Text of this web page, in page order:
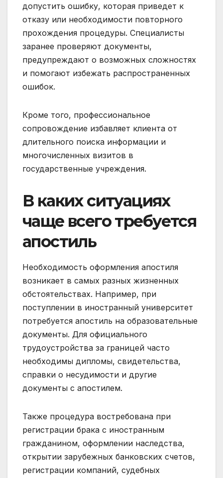
допустить ошибку, которая приведет к
отказу или необходимости повторного
прохождения процедуры. Специалисты
заранее проверяют документы,
предупреждают о возможных сложностях
и помогают избежать распространенных
ошибок.
Кроме того, профессиональное
сопровождение избавляет клиента от
длительного поиска информации и
многочисленных визитов в
государственные учреждения.
В каких ситуациях
чаще всего требуется
апостиль
Необходимость оформления апостиля
возникает в самых разных жизненных
обстоятельствах. Например, при
поступлении в иностранный университет
потребуется апостиль на образовательные
документы. Для официального
трудоустройства за границей часто
необходимы дипломы, свидетельства,
справки о несудимости и другие
документы с апостилем.
Также процедура востребована при
регистрации брака с иностранным
гражданином, оформлении наследства,
открытии зарубежных банковских счетов,
регистрации компаний, судебных